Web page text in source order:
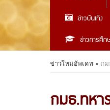
ข่าวบันเทิง
ข่าวการศึก
ข่าวใหม่อัพเดท » ก
กมธ.ทห